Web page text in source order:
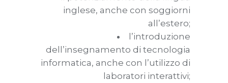
inglese, anche con soggiorni
all’estero;
l’introduzione
dell’insegnamento di tecnologia
informatica, anche con l’utilizzo di
laboratori interattivi;